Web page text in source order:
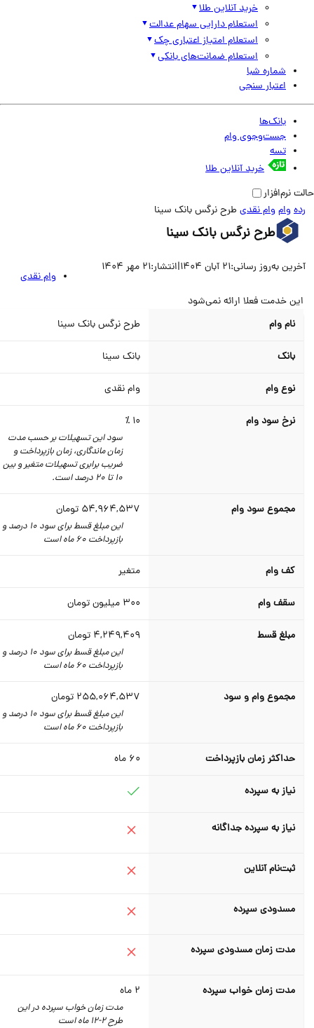
خرید آنلاین طلا
استعلام دارایی سهام عدالت
استعلام امتیاز اعتباری چک
استعلام ضمانت‌های بانکی
شماره شبا
اعتبار سنجی
بانک‌ها
جست‌وجوی وام
تسه
خرید آنلاین طلا
وام وام نقدیطرح نرگس بانک سینا
طرح نرگس بانک سینا
به‌روز رسانی:21 آبان 1404 |انتشار:21 مهر 1404
وام نقدی
خدمت فعلا ارائه نمی‌شود
نام وام
طرح نرگس بانک سینا
بانک بانک سینا
نوع وام وام نقدی
نرخ سود وام
سود این تسهیلات بر حسب مدت
زمان ماندگاری، زمان بازپرداخت و
ضریب برابری تسهیلات متغیر و بین
مجموع سود وام 54,964,537 تومان
این مبلغ قسط برای سود 10 درصد و
بازپرداخت 60 ماه است
کف وام متغیر
سقف وام میلیون تومان
مبلغ قسط 4,249,409تومان
این مبلغ قسط برای سود 10 درصد و
بازپرداخت 60 ماه است
مجموع وام و سود 255,064,537تومان
این مبلغ قسط برای سود 10 درصد و
بازپرداخت 60 ماه است
حداکثر زمان بازپرداخت ماه
نیاز به سپرده
نیاز به سپرده جداگانه
ثبت‌نام آنلاین
مسدودی سپرده
مدت زمان مسدودی سپرده
مدت زمان خواب سپرده ماه
مدت زمان خواب سپرده در این